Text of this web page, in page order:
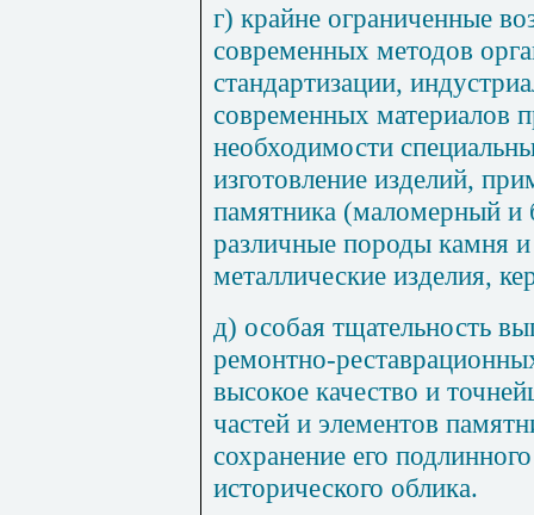
г) крайне ограниченные
современных методов
стандартизации,
современных материалов
необходимости
изготовление изделий,
памятника (маломерный и
различные породы камня
металлические изделия,
д) особая тщательность
ремонтно-реставрационны
высокое качество и
частей и элементов
сохранение его
исторического облика.